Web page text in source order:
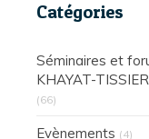
Catégories
Séminaires et
KHAYAT-TISSIER
(66)
Evènements (4)